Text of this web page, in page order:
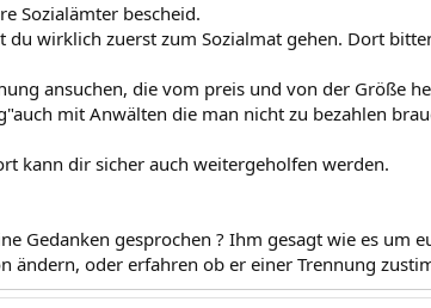
Sozialämter bescheid.
wirklich zuerst zum Sozialmat gehen. Dort
ansuchen, die vom preis und von der Größe
mit Anwälten die man nicht zu bezahlen
kann dir sicher auch weitergeholfen werden.
Gedanken gesprochen ? Ihm gesagt wie es um
ändern, oder erfahren ob er einer Trennung